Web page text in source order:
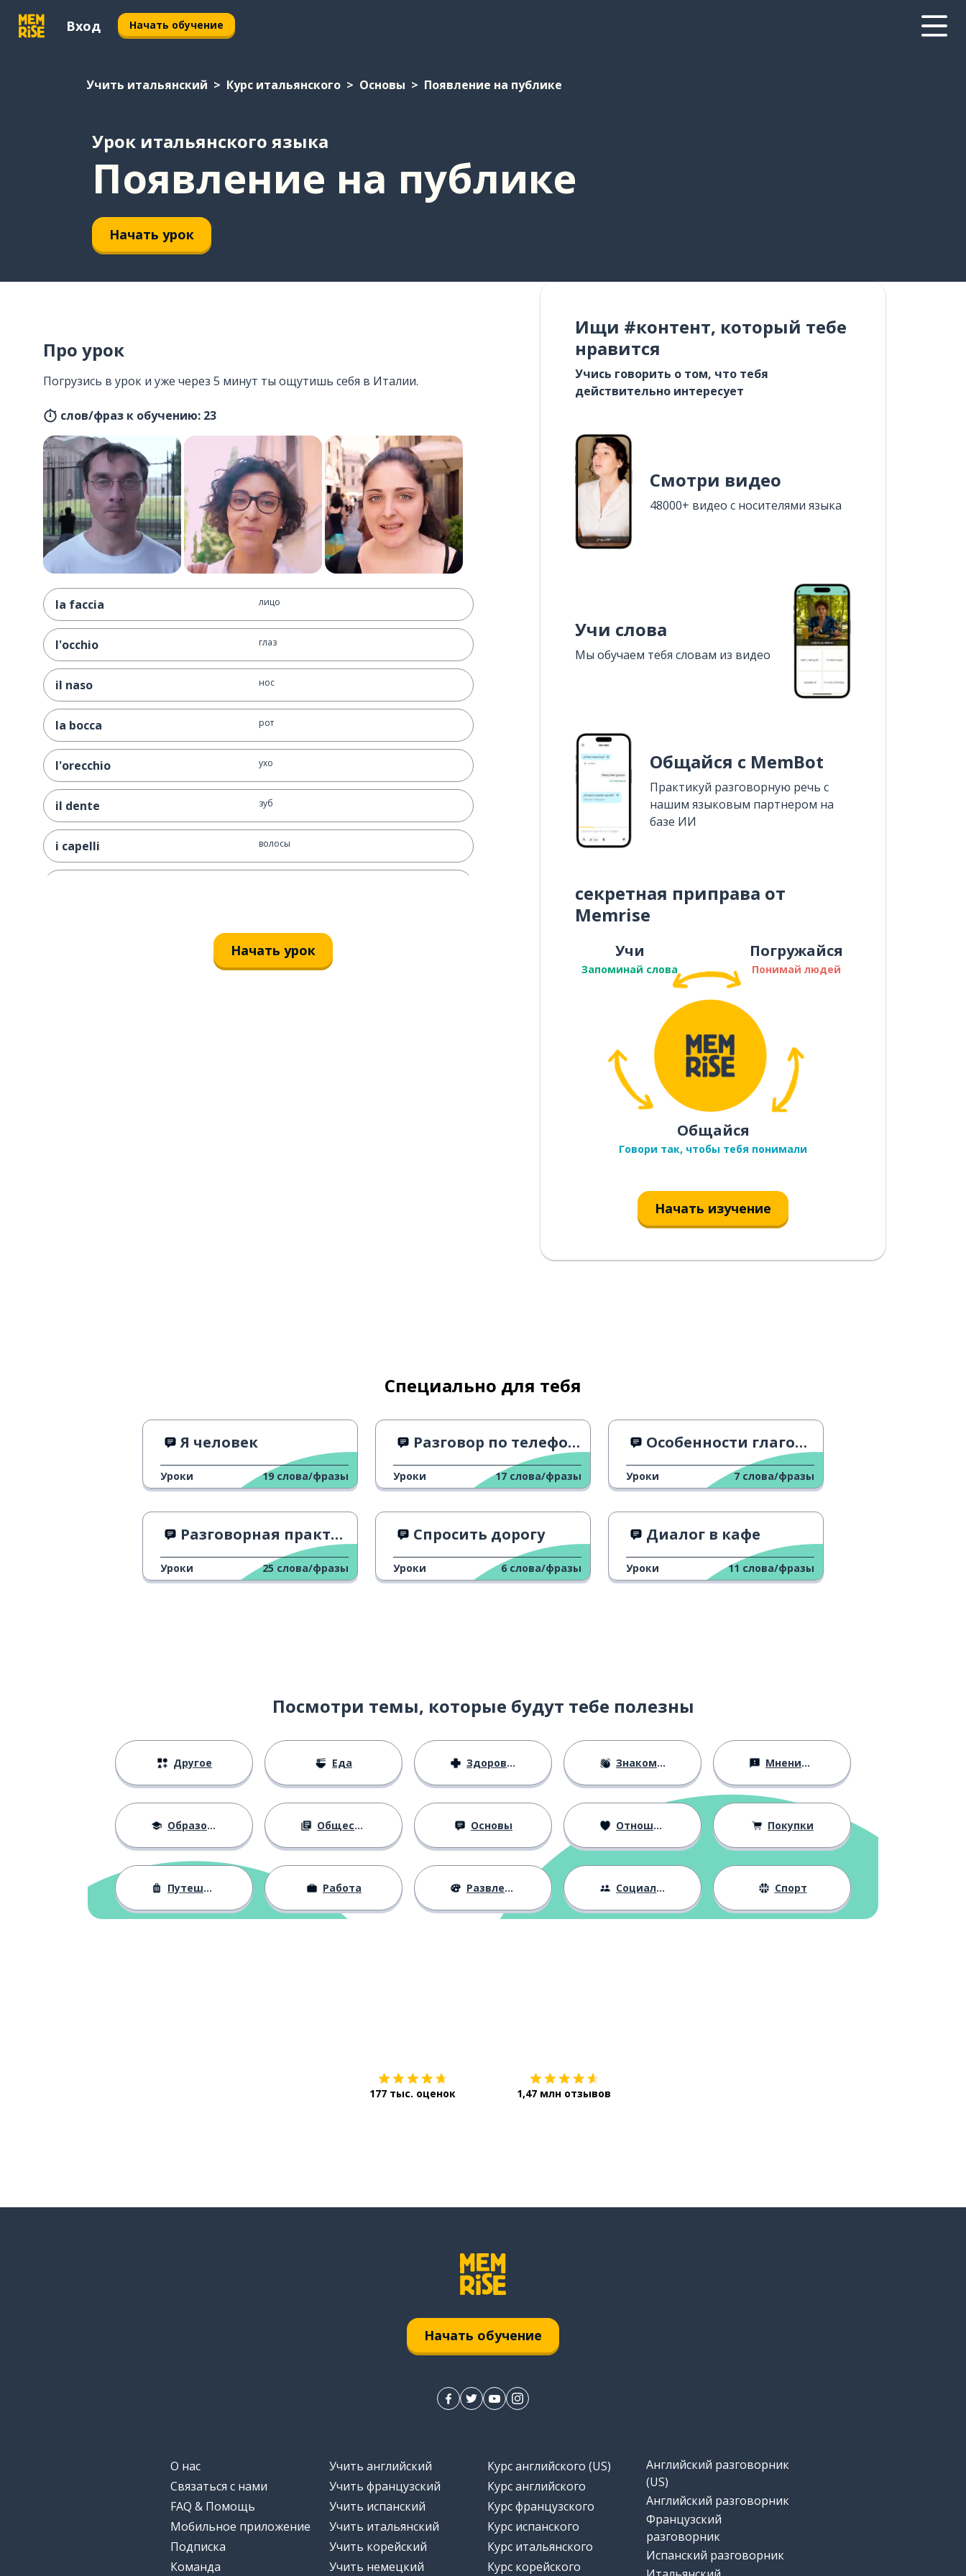
Вход Начать обучение
Учить итальянский Курс итальянского Основы Появление на публике
Урок итальянского языка
Появление на публике
Начать урок
Про урок
Погрузись в урок и уже через 5 минут ты ощутишь себя в Италии.
слов/фраз к обучению: 23
la faccia лицо
l'occhio глаз
il naso нос
la bocca рот
l'orecchio ухо
il dente зуб
i capelli волосы
носить; надевать
чем ты занимаешься?
sono un giornalista я журналист
Начать урок
Ищи #контент, который тебе
нравится
Учись говорить о том, что тебя
действительно интересует
Смотри видео
48000+ видео с носителями языка
Учи слова
Мы обучаем тебя словам из видео
Общайся с MemBot
Практикуй разговорную речь с
нашим языковым партнером на
базе ИИ
секретная приправа от
Memrise
Учи
Запоминай слова
Погружайся
Понимай людей
Общайся
Говори так, чтобы тебя понимали
Начать изучение
Специально для тебя
Я человек
Уроки 19 слова/фразы
Разговор по телефону
Уроки 17 слова/фразы
Особенности глаголов 3
Уроки 7 слова/фразы
Разговорная практика на итальянском
Уроки 25 слова/фразы
Спросить дорогу
Уроки 6 слова/фразы
Диалог в кафе
Уроки 11 слова/фразы
Посмотри темы, которые будут тебе полезны
Другое Еда Здоровье Знакомство Мнения и убеждения
Образование Общество Основы Отношения Покупки
Путешествия Работа Развлечения Социальная жизнь Спорт
177 тыс. оценок 1,47 млн отзывов
Начать обучение
О нас
Связаться с нами
FAQ & Помощь
Мобильное приложение
Подписка
Команда
Учить английский
Учить французский
Учить испанский
Учить итальянский
Учить корейский
Учить немецкий
Курс английского (US)
Курс английского
Курс французского
Курс испанского
Курс итальянского
Курс корейского
Английский разговорник
(US)
Английский разговорник
Французский
разговорник
Испанский разговорник